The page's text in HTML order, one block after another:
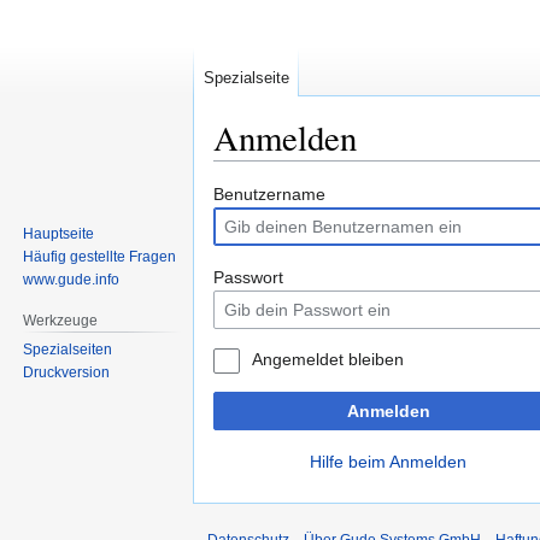
Anmelden
Zur
Navigation
springen
Zur
Suche
springen
Benutzername
Passwort
Angemeldet bleiben
Anmelden
Hilfe beim Anmelden
Spezialseite
Hauptseite
Häufig gestellte Fragen
www.gude.info
Werkzeuge
Spezialseiten
Druckversion